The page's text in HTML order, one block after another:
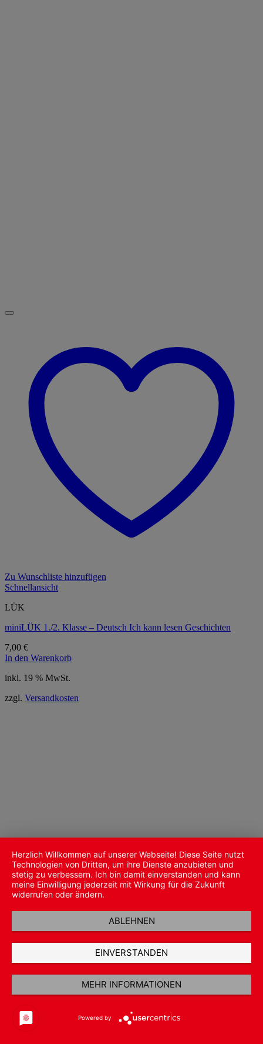
Zu Wunschliste hinzufügen
Schnellansicht
LÜK
miniLÜK 1./2. Klasse – Deutsch Ich kann lesen Geschichten
7,00 €
In den Warenkorb
inkl. 19 % MwSt.
zzgl. Versandkosten
Herzlich Willkommen auf unserer Webseite! Diese Seite nutzt
Technologien von Dritten, um ihre Dienste anzubieten und
stetig zu verbessern. Ich bin damit einverstanden und kann
meine Einwilligung jederzeit mit Wirkung für die Zukunft
widerrufen oder ändern.
ABLEHNEN
EINVERSTANDEN
MEHR INFORMATIONEN
Powered by